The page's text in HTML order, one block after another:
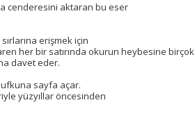
cenderesini aktaran bu eser
erişmek için
her bir satırında okurun heybesine birçok
davet eder.
sayfa açar.
yüzyıllar öncesinden